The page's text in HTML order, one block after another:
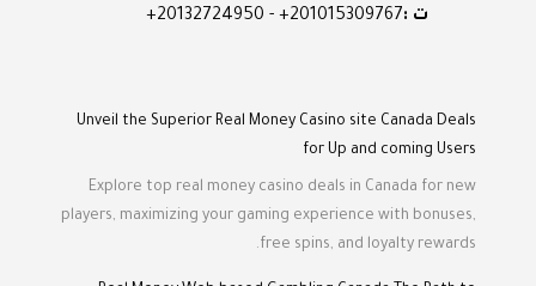
ت :201015309767+ -
20132724950+
Unveil the Superior Real Money Casino site Canada Deals
for Up and coming Users
Explore top real money casino deals in Canada for new
players, maximizing your gaming experience with bonuses,
free spins, and loyalty rewards.